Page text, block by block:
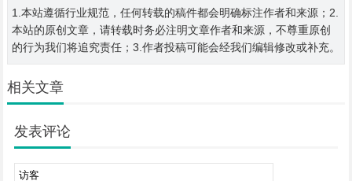
1.本站遵循行业规范，任何转载的稿件都会明确标注作者和来源；2.
本站的原创文章，请转载时务必注明文章作者和来源，不尊重原创
的行为我们将追究责任；3.作者投稿可能会经我们编辑修改或补充。
相关文章
发表评论